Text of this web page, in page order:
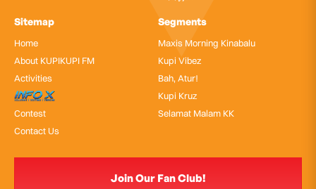
Sitemap
Home
About KUPIKUPI FM
Activities
InfoX
Contest
Contact Us
Segments
Maxis Morning Kinabalu
Kupi Vibez
Bah, Atur!
Kupi Kruz
Selamat Malam KK
Join Our Fan Club!